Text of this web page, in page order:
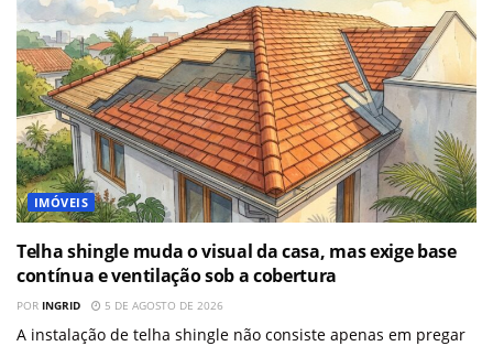
IMÓVEIS
Telha shingle muda o visual da casa, mas exige base
contínua e ventilação sob a cobertura
POR INGRID 5 DE AGOSTO DE 2026
A instalação de telha shingle não consiste apenas em pregar